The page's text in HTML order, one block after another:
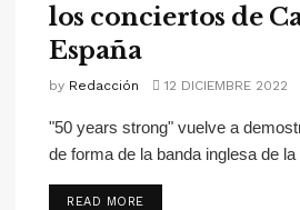
los conciertos de
España
by Redacción 12 DICIEMBRE 2022
"50 years strong" vuelve a
de forma de la banda inglesa de
READ MORE